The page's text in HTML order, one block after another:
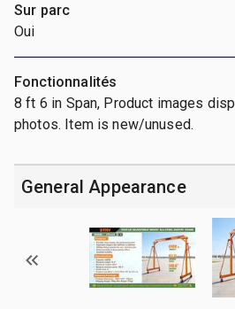
Sur parc
Oui
Fonctionnalités
8 ft 6 in Span, Product images
photos. Item is new/unused.
General Appearance